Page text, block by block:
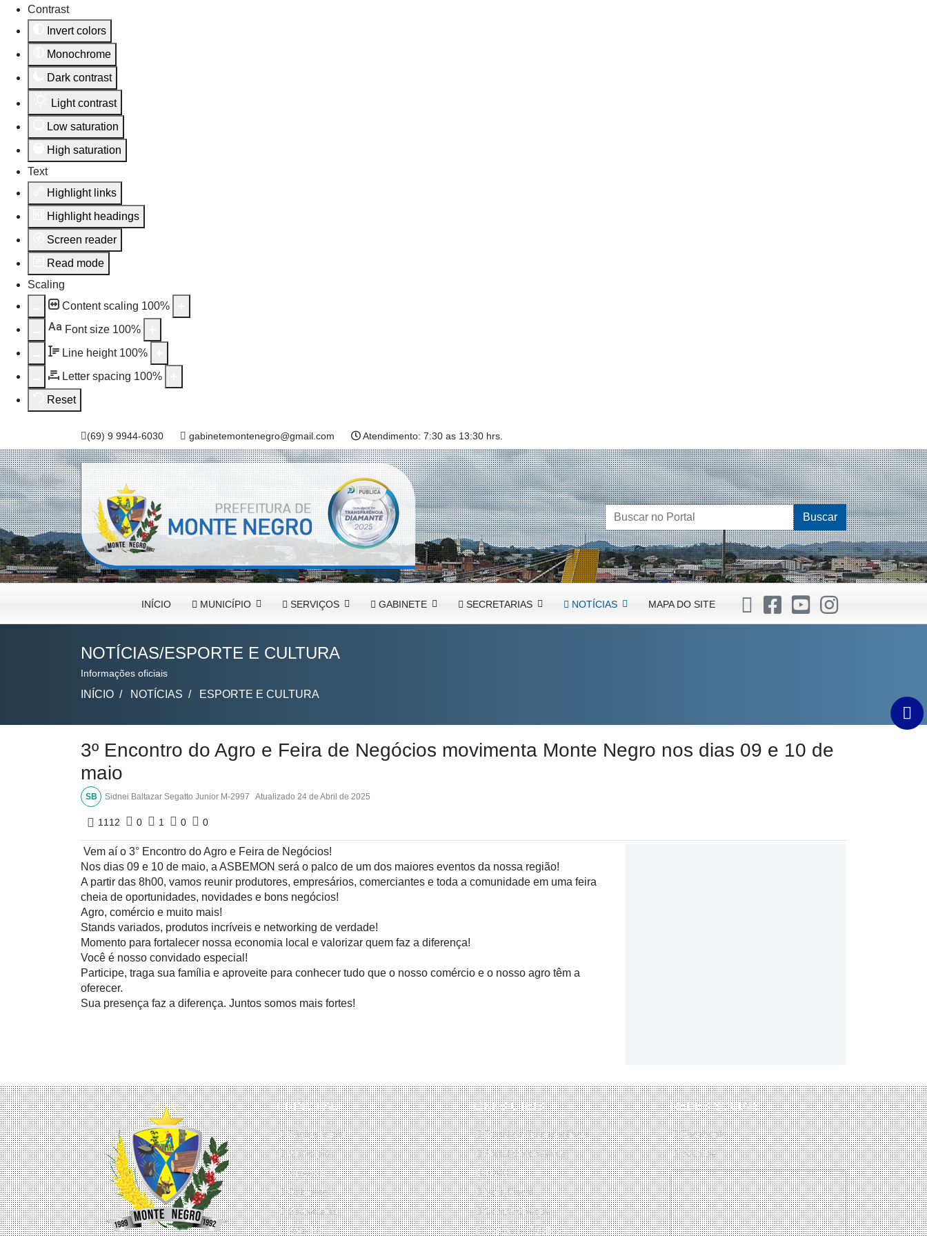
Contrast
Invert colors
Monochrome
Dark contrast
Light contrast
Low saturation
High saturation
Text
Highlight links
Highlight headings
Screen reader
Read mode
Scaling
Content scaling 100%
Aa Font size 100%
Line height 100%
Letter spacing 100%
Reset
(69) 9 9944-6030 gabinetemontenegro@gmail.com Atendimento: 7:30 as 13:30 hrs.
Buscar
INÍCIO MUNICÍPIO SERVIÇOS GABINETE SECRETARIAS NOTÍCIAS MAPA DO SITE
NOTÍCIAS/ESPORTE E CULTURA
Informações oficiais
INÍCIO NOTÍCIAS ESPORTE E CULTURA
3º Encontro do Agro e Feira de Negócios movimenta Monte Negro nos dias 09 e 10 de
maio
SB Sidnei Baltazar Segatto Junior M-2997 Atualizado 24 de Abril de 2025
1112 0 1 0 0
Vem aí o 3° Encontro do Agro e Feira de Negócios!
Nos dias 09 e 10 de maio, a ASBEMON será o palco de um dos maiores eventos da nossa região!
A partir das 8h00, vamos reunir produtores, empresários, comerciantes e toda a comunidade em uma feira
cheia de oportunidades, novidades e bons negócios!
Agro, comércio e muito mais!
Stands variados, produtos incríveis e networking de verdade!
Momento para fortalecer nossa economia local e valorizar quem faz a diferença!
Você é nosso convidado especial!
Participe, traga sua família e aproveite para conhecer tudo que o nosso comércio e o nosso agro têm a
oferecer.
Sua presença faz a diferença. Juntos somos mais fortes!
PRINCIPAL
Página Inicial
Município
Serviços
Gabinete
Secretarias
Notícias
LINKS ÚTEIS
Portal da Transparência
Portal Coronavirus
e-SIC
Nota Fiscal
Contra Cheque
Concurso Público
REDES SOCIAIS
Facebook
Youtube